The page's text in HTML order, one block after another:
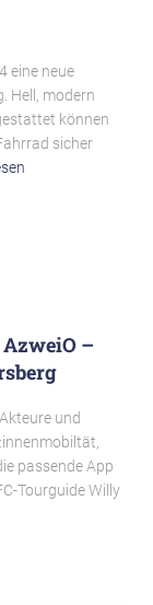
eine neue
Hell, modern
können
sicher
–
und
passende App
Tourguide Willy